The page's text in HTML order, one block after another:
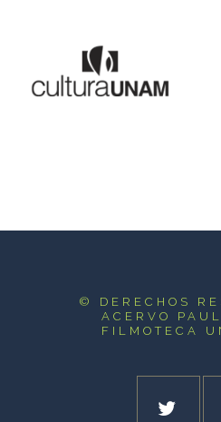
© DERECHOS
ACERVO
FILMOTECA